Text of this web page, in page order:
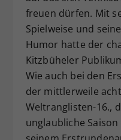
freuen dürfen. Mit
Spielweise und
Humor hatte der
Kitzbüheler
Wie auch bei den
der mittlerweile
Weltranglisten-16.,
unglaubliche